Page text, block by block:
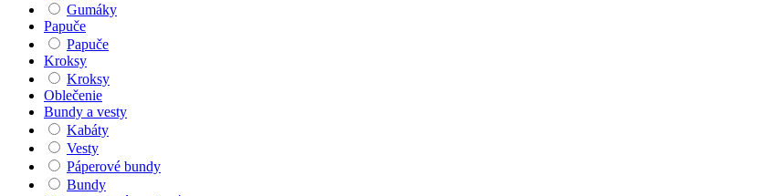
Gumáky
Papuče
Papuče
Kroksy
Kroksy
Oblečenie
Bundy a vesty
Kabáty
Vesty
Páperové bundy
Bundy